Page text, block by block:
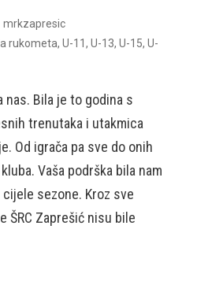
mrkzapresic
rukometa, U-11, U-13, U-15, U-
nas. Bila je to godina s
trenutaka i utakmica
Od igrača pa sve do onih
Vaša podrška bila nam
sezone. Kroz sve
ŠRC Zaprešić nisu bile